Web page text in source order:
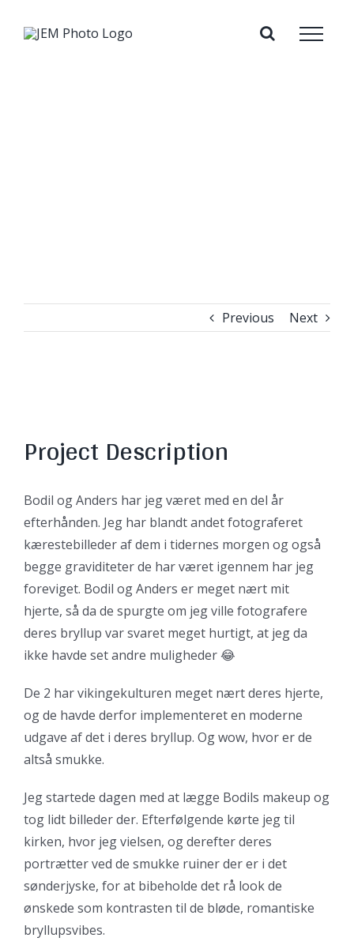
Previous Next
Project Description
Bodil og Anders har jeg været med en del år
efterhånden. Jeg har blandt andet fotograferet
kærestebilleder af dem i tidernes morgen og også
begge graviditeter de har været igennem har jeg
foreviget. Bodil og Anders er meget nært mit
hjerte, så da de spurgte om jeg ville fotografere
deres bryllup var svaret meget hurtigt, at jeg da
ikke havde set andre muligheder 😂
De 2 har vikingekulturen meget nært deres hjerte,
og de havde derfor implementeret en moderne
udgave af det i deres bryllup. Og wow, hvor er de
altså smukke.
Jeg startede dagen med at lægge Bodils makeup og
tog lidt billeder der. Efterfølgende kørte jeg til
kirken, hvor jeg vielsen, og derefter deres
portrætter ved de smukke ruiner der er i det
sønderjyske, for at bibeholde det rå look de
ønskede som kontrasten til de bløde, romantiske
bryllupsvibes.